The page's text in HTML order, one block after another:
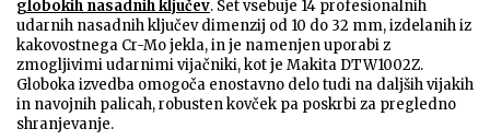
globokih nasadnih ključev. Set vsebuje 14 profesionalnih
udarnih nasadnih ključev dimenzij od 10 do 32 mm, izdelanih iz
kakovostnega Cr-Mo jekla, in je namenjen uporabi z
zmogljivimi udarnimi vijačniki, kot je Makita DTW1002Z.
Globoka izvedba omogoča enostavno delo tudi na daljših vijakih
in navojnih palicah, robusten kovček pa poskrbi za pregledno
shranjevanje.